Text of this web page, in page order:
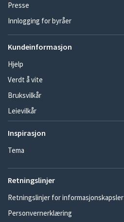
Presse
Innlogging for byråer
Kundeinformasjon
Hjelp
Verdt å vite
Bruksvilkår
Leievilkår
Inspirasjon
Tema
Retningslinjer
Retningslinjer for informasjonskapsler
Personvernerklæring